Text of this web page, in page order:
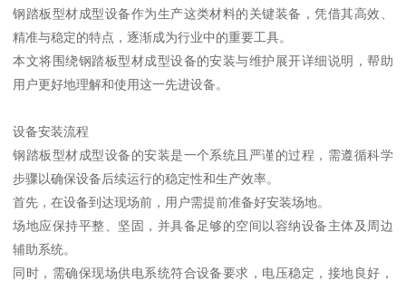
钢踏板型材成型设备作为生产这类材料的关键装备，凭借其高效、
精准与稳定的特点，逐渐成为行业中的重要工具。
本文将围绕钢踏板型材成型设备的安装与维护展开详细说明，帮助
用户更好地理解和使用这一先进设备。
设备安装流程
钢踏板型材成型设备的安装是一个系统且严谨的过程，需遵循科学
步骤以确保设备后续运行的稳定性和生产效率。
首先，在设备到达现场前，用户需提前准备好安装场地。
场地应保持平整、坚固，并具备足够的空间以容纳设备主体及周边
辅助系统。
同时，需确保现场供电系统符合设备要求，电压稳定，接地良好，